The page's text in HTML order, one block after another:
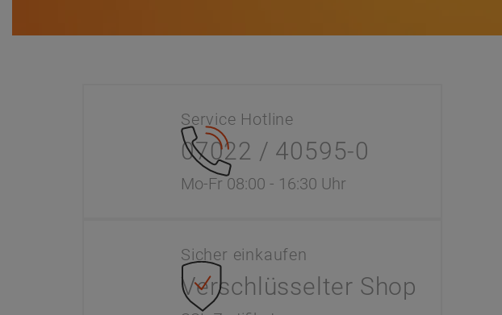
Service Hotline
07022 / 40595-0
Mo-Fr 08:00 - 16:30 Uhr
Sicher einkaufen
Verschlüsselter Shop